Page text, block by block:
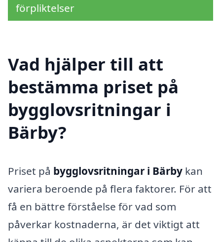
förpliktelser
Vad hjälper till att
bestämma priset på
bygglovsritningar i
Bärby?
Priset på bygglovsritningar i Bärby kan
variera beroende på flera faktorer. För att
få en bättre förståelse för vad som
påverkar kostnaderna, är det viktigt att